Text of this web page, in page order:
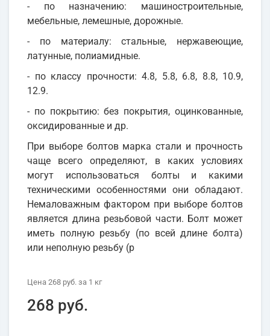
- по назначению: машиностроительные,
мебельные, лемешные, дорожные.
- по материалу: стальные, нержавеющие,
латунные, полиамидные.
- по классу прочности: 4.8, 5.8, 6.8, 8.8, 10.9,
12.9.
- по покрытию: без покрытия, оцинкованные,
оксидированные и др.
При выборе болтов марка стали и прочность
чаще всего определяют, в каких условиях
могут использоваться болты и какими
техническими особенностями они обладают.
Немаловажным фактором при выборе болтов
является длина резьбовой части. Болт может
иметь полную резьбу (по всей длине болта)
или неполную резьбу (р
Цена 268 руб. за 1 кг
268 руб.